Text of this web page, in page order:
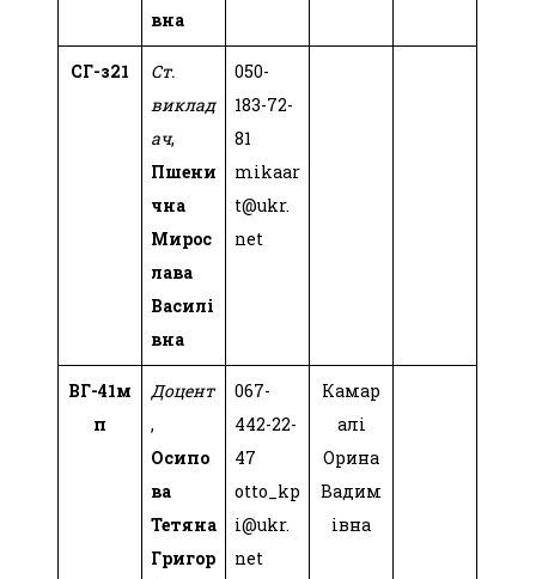
вна
СГ-з21
Ст.
виклад
ач,
Пшени
чна
Мирос
лава
Василі
вна
050-
183-72-
81
mikaar
t@ukr.
net
ВГ-41м
п
Доцент
,
Осипо
ва
Тетяна
Григор
067-
442-22-
47
otto_kp
i@ukr.
net
Камар
алі
Орина
Вадим
івна